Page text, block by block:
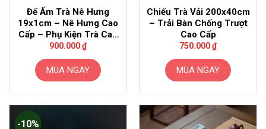
Đế Ấm Trà Nê Hưng
19x1cm – Nê Hưng Cao
Cấp – Phụ Kiện Trà Cao
Cấp
900.000₫
MUA NGAY
Chiếu Trà Vải 200x40cm
– Trải Bàn Chống Trượt
Cao Cấp
750.000₫
MUA NGAY
-10%